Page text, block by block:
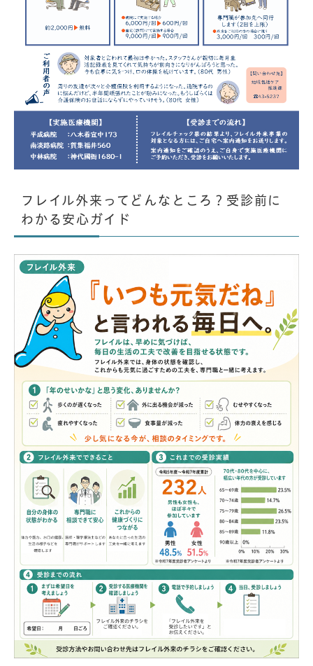
フレイル外来ってどんなところ？受診前に
わかる安心ガイド